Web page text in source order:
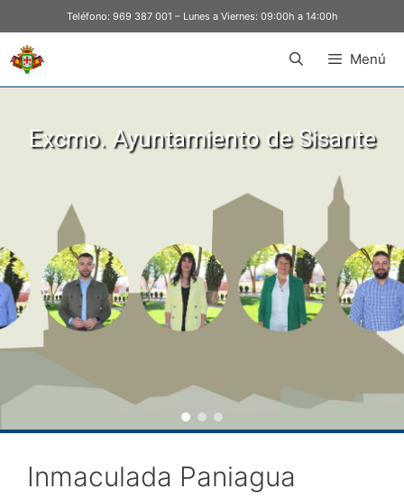
Teléfono: 969 387 001 – Lunes a Viernes: 09:00h a 14:00h
Menú
Excmo. Ayuntamiento de Sisante
Inmaculada Paniagua